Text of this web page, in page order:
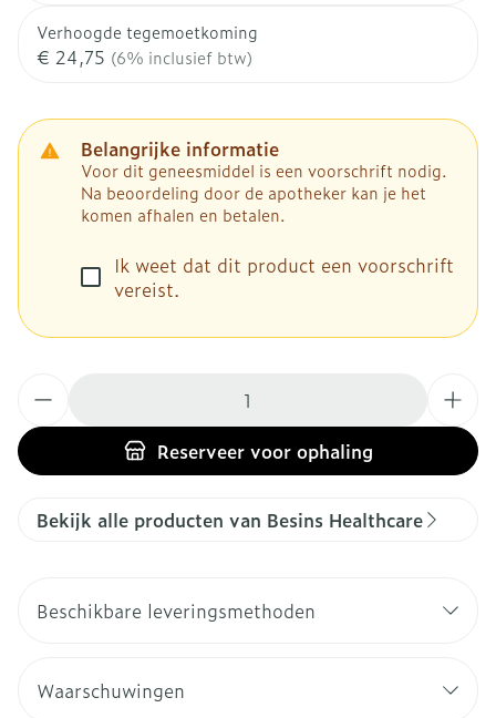
Verhoogde tegemoetkoming
€ 24,75 (6% inclusief btw)
Belangrijke informatie
Voor dit geneesmiddel is een voorschrift nodig.
Na beoordeling door de apotheker kan je het
komen afhalen en betalen.
Ik weet dat dit product een voorschrift
vereist.
Reserveervoor ophaling
Bekijk alle producten van Besins Healthcare
Beschikbare leveringsmethoden
Waarschuwingen